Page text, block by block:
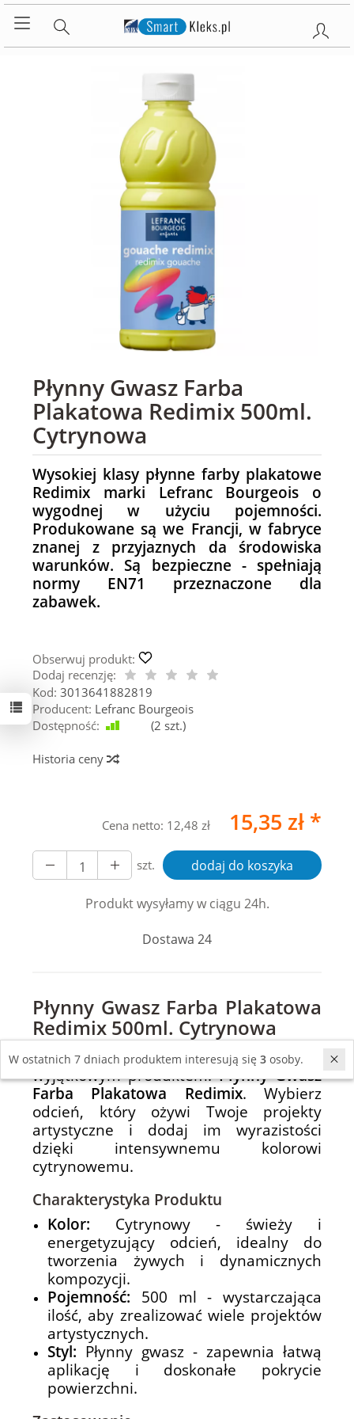
Płynny Gwasz Farba
Plakatowa Redimix 500ml.
Cytrynowa
Wysokiej klasy płynne farby plakatowe
Redimix marki Lefranc Bourgeois o
wygodnej w użyciu pojemności.
Produkowane są we Francji, w fabryce
znanej z przyjaznych da środowiska
warunków. Są bezpieczne - spełniają
normy EN71 przeznaczone dla
zabawek.
Obserwuj produkt:
Dodaj recenzję:
Kod: 3013641882819
Producent: Lefranc Bourgeois
Dostępność:
(2 szt.)
Historia ceny
Cena netto: 12,48 zł 15,35 zł *
szt. dodaj do koszyka
Produkt wysyłamy w ciągu 24h.
Dostawa 24
Płynny Gwasz Farba Plakatowa
Redimix 500ml. Cytrynowa
Odkryj świat kolorów z naszym
wyjątkowym produktem:Płynny Gwasz
Farba Plakatowa Redimix. Wybierz
odcień, który ożywi Twoje projekty
artystyczne i dodaj im wyrazistości
dzięki intensywnemu kolorowi
cytrynowemu.
Charakterystyka Produktu
Kolor: Cytrynowy - świeży i
energetyzujący odcień, idealny do
tworzenia żywych i dynamicznych
kompozycji.
Pojemność: 500 ml - wystarczająca
ilość, aby zrealizować wiele projektów
artystycznych.
Styl: Płynny gwasz - zapewnia łatwą
aplikację i doskonałe pokrycie
powierzchni.
W ostatnich 7 dniach produktem interesują się 3 osoby.